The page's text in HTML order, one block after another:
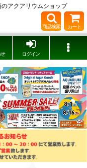
アクアリウムショップ
商品検索 カート
ログイン